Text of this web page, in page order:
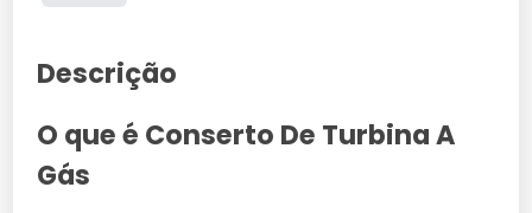
Descrição
O que é Conserto De Turbina A
Gás